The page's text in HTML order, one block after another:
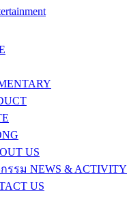
US
รรม NEWS & ACTIVITY
US